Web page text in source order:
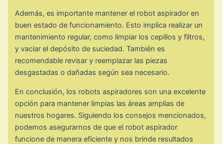
Además, es importante mantener el robot aspirador en
buen estado de funcionamiento. Esto implica realizar un
mantenimiento regular, como limpiar los cepillos y filtros,
y vaciar el depósito de suciedad. También es
recomendable revisar y reemplazar las piezas
desgastadas o dañadas según sea necesario.
En conclusión, los robots aspiradores son una excelente
opción para mantener limpias las áreas amplias de
nuestros hogares. Siguiendo los consejos mencionados,
podemos asegurarnos de que el robot aspirador
funcione de manera eficiente y nos brinde resultados